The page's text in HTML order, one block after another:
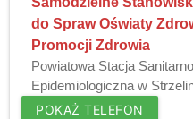
do Spraw Oświaty
Promocji Zdrowia
Powiatowa Stacja
Epidemiologiczna w
POKAŻ TELEFON